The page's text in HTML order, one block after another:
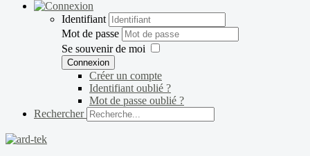
Identifiant
Mot de passe
Se souvenir de moi
Connexion
Créer un compte
Identifiant oublié ?
Mot de passe oublié ?
Rechercher